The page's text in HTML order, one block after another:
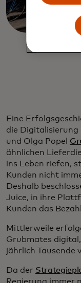
Eine
die Digitalisierung
und Olga Popel
ähnlichen
ins Leben riefen,
Kunden nicht
Deshalb
Juice, in ihre
Kunden das
Mittlerweile
Grubmates
jährlich Tausende
Da der